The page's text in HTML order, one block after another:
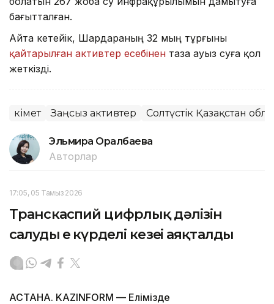
бағытталған.
Айта кетейік, Шардараның 32 мың тұрғыны
қайтарылған активтер есебінен таза ауыз суға қол
жеткізді.
Үкімет Заңсыз активтер Солтүстік Қазақстан
Эльмира Оралбаева
Авторлар
17:05, 05 Тамыз 2026
Транскаспий цифрлық дәлізін
салудың ең күрделі кезеңі аяқталды
АСТАНА. KAZINFORM — Елімізде